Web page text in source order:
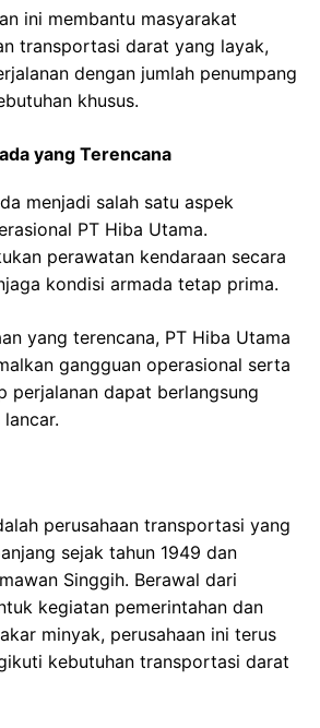
ini membantu masyarakat
transportasi darat yang layak,
dengan jumlah penumpang
khusus.
yang Terencana
menjadi salah satu aspek
PT Hiba Utama.
perawatan kendaraan secara
kondisi armada tetap prima.
yang terencana, PT Hiba Utama
gangguan operasional serta
perjalanan dapat berlangsung
perusahaan transportasi yang
sejak tahun 1949 dan
Singgih. Berawal dari
kegiatan pemerintahan dan
minyak, perusahaan ini terus
kebutuhan transportasi darat